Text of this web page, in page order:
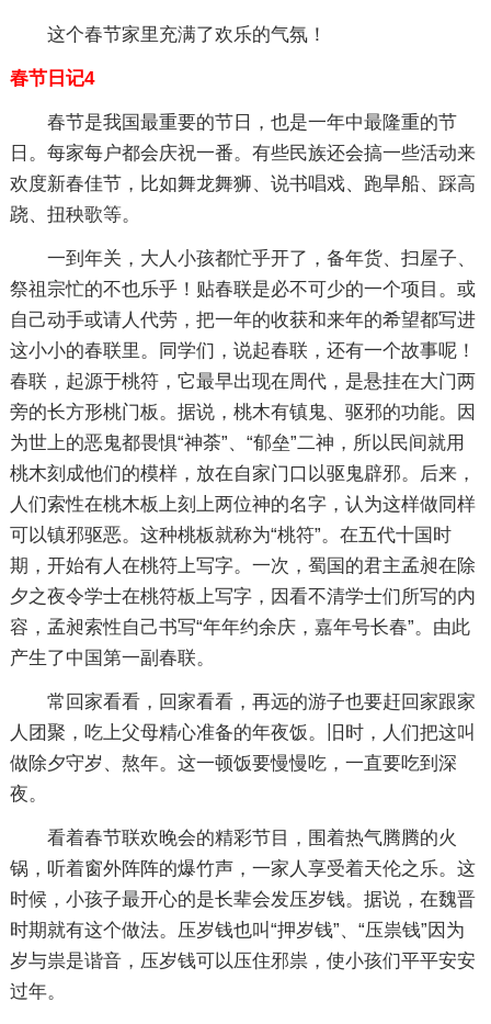
这个春节家里充满了欢乐的气氛！
春节日记4
春节是我国最重要的节日，也是一年中最隆重的节
日。每家每户都会庆祝一番。有些民族还会搞一些活动来
欢度新春佳节，比如舞龙舞狮、说书唱戏、跑旱船、踩高
跷、扭秧歌等。
一到年关，大人小孩都忙乎开了，备年货、扫屋子、
祭祖宗忙的不也乐乎！贴春联是必不可少的一个项目。或
自己动手或请人代劳，把一年的收获和来年的希望都写进
这小小的春联里。同学们，说起春联，还有一个故事呢！
春联，起源于桃符，它最早出现在周代，是悬挂在大门两
旁的长方形桃门板。据说，桃木有镇鬼、驱邪的功能。因
为世上的恶鬼都畏惧“神荼”、“郁垒”二神，所以民间就用
桃木刻成他们的模样，放在自家门口以驱鬼辟邪。后来，
人们索性在桃木板上刻上两位神的名字，认为这样做同样
可以镇邪驱恶。这种桃板就称为“桃符”。在五代十国时
期，开始有人在桃符上写字。一次，蜀国的君主孟昶在除
夕之夜令学士在桃符板上写字，因看不清学士们所写的内
容，孟昶索性自己书写“年年约余庆，嘉年号长春”。由此
产生了中国第一副春联。
常回家看看，回家看看，再远的游子也要赶回家跟家
人团聚，吃上父母精心准备的年夜饭。旧时，人们把这叫
做除夕守岁、熬年。这一顿饭要慢慢吃，一直要吃到深
夜。
看着春节联欢晚会的精彩节目，围着热气腾腾的火
锅，听着窗外阵阵的爆竹声，一家人享受着天伦之乐。这
时候，小孩子最开心的是长辈会发压岁钱。据说，在魏晋
时期就有这个做法。压岁钱也叫“押岁钱”、“压祟钱”因为
岁与祟是谐音，压岁钱可以压住邪祟，使小孩们平平安安
过年。